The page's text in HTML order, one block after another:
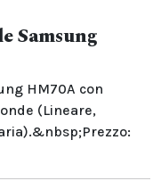
Samsung
HM70A con
(Lineare,